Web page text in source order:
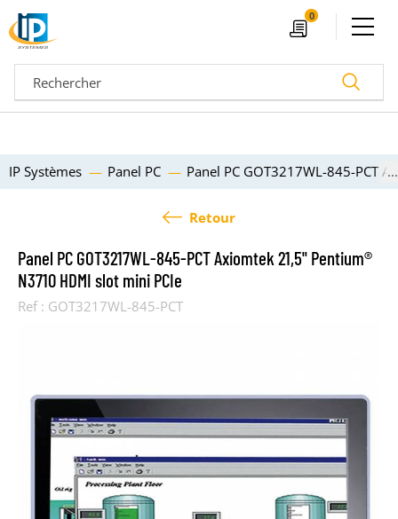
0
Devis Ouvrir le menu
IP Systèmes Panel PC Panel PC GOT3217WL-845-PCT
Retour
Panel PC GOT3217WL-845-PCT Axiomtek 21,5" Pentium®
N3710 HDMI slot mini PCIe
Ref : GOT3217WL-845-PCT